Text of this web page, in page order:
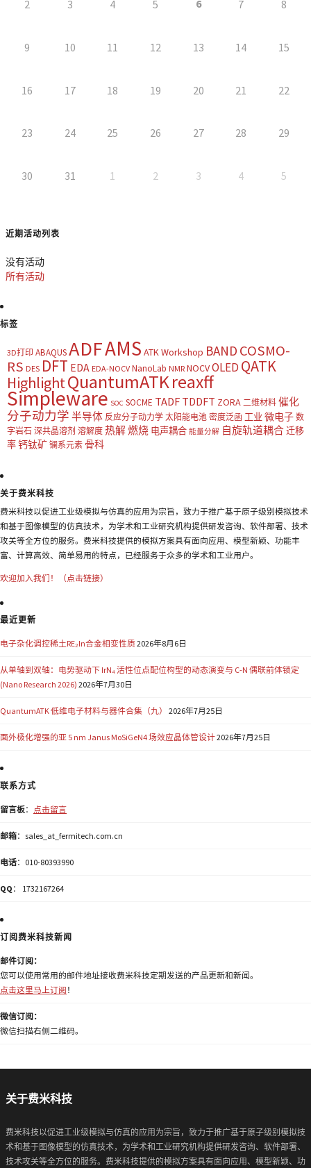
2 3 4 5 6 7 8
9 10 11 12 13 14 15
16 17 18 19 20 21 22
23 24 25 26 27 28 29
30 31 1 2 3 4 5
近期活动列表
没有活动
所有活动
标签
3D打印 ABAQUSADFAMS ATK Workshop BAND COSMO-
RS DES DFT EDA EDA-NOCV NanoLab NMR NOCVOLED QATK
HighlightQuantumATKreaxff
Simpleware SOC SOCME TADF TDDFT ZORA 二维材料 催化
分子动力学 半导体 反应分子动力学 太阳能电池 密度泛函 工业 微电子 数
字岩石 深共晶溶剂 溶解度 热解燃烧 电声耦合 能量分解 自旋轨道耦合迁移
率钙钛矿 镧系元素 骨科
关于费米科技
费米科技以促进工业级模拟与仿真的应用为宗旨，致力于推广基于原子级别模拟技术
和基于图像模型的仿真技术，为学术和工业研究机构提供研发咨询、软件部署、技术
攻关等全方位的服务。费米科技提供的模拟方案具有面向应用、模型新颖、功能丰
富、计算高效、简单易用的特点，已经服务于众多的学术和工业用户。
欢迎加入我们！（点击链接）
最近更新
电子杂化调控稀土RE₂In合金相变性质2026年8月6日
从单轴到双轴：电势驱动下 IrN₄ 活性位点配位构型的动态演变与 C-N 偶联前体锁定
(Nano Research 2026) 2026年7月30日
QuantumATK 低维电子材料与器件合集（九） 2026年7月25日
面外极化增强的亚 5 nm Janus MoSiGeN4 场效应晶体管设计2026年7月25日
联系方式
留言板： 点击留言
邮箱：sales_at_fermitech.com.cn
电话：010-80393990
QQ ： 1732167264
订阅费米科技新闻
邮件订阅：
您可以使用常用的邮件地址接收费米科技定期发送的产品更新和新闻。
点击这里马上订阅 ！
微信订阅：
微信扫描右侧二维码。
关于费米科技
费米科技以促进工业级模拟与仿真的应用为宗旨，致力于推广基于原子级别模拟技
术和基于图像模型的仿真技术，为学术和工业研究机构提供研发咨询、软件部署、
技术攻关等全方位的服务。费米科技提供的模拟方案具有面向应用、模型新颖、功